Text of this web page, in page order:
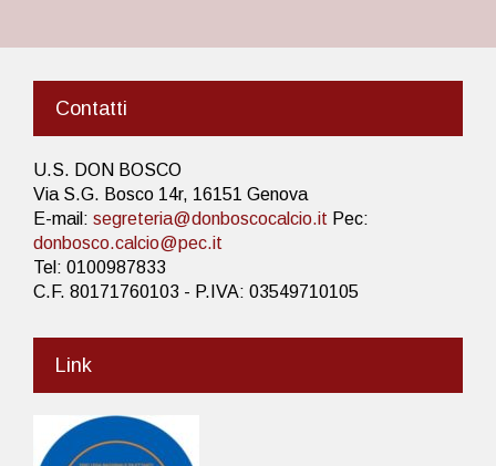
Contatti
U.S. DON BOSCO
Via S.G. Bosco 14r, 16151 Genova
E-mail: segreteria@donboscocalcio.it Pec:
donbosco.calcio@pec.it
Tel: 0100987833
C.F. 80171760103 - P.IVA: 03549710105
Link